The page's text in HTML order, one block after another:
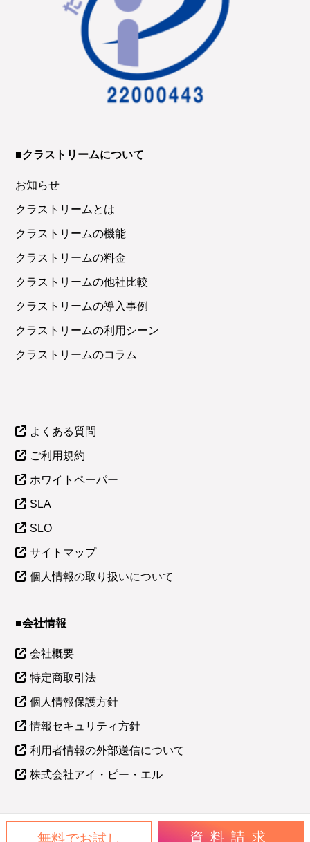
無料でお試し 資料請求
■クラストリームについて
お知らせ
クラストリームとは
クラストリームの機能
クラストリームの料金
クラストリームの他社比較
クラストリームの導入事例
クラストリームの利用シーン
クラストリームのコラム
よくある質問
ご利用規約
ホワイトペーパー
SLA
SLO
サイトマップ
個人情報の取り扱いについて
■会社情報
会社概要
特定商取引法
個人情報保護方針
情報セキュリティ方針
利用者情報の外部送信について
株式会社アイ・ピー・エル